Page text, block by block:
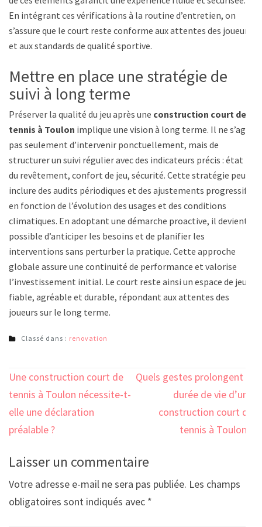
En intégrant ces vérifications à la routine d’entretien, on
s’assure que le court reste conforme aux attentes des joueurs
et aux standards de qualité sportive.
Mettre en place une stratégie de
suivi à long terme
Préserver la qualité du jeu après une construction court de
tennis à Toulon implique une vision à long terme. Il ne s’agit
pas seulement d’intervenir ponctuellement, mais de
structurer un suivi régulier avec des indicateurs précis : état
du revêtement, confort de jeu, sécurité. Cette stratégie peut
inclure des audits périodiques et des ajustements progressifs
en fonction de l’évolution des usages et des conditions
climatiques. En adoptant une démarche proactive, il devient
possible d’anticiper les besoins et de planifier les
interventions sans perturber la pratique. Cette approche
globale assure une continuité de performance et valorise
l’investissement initial. Le court reste ainsi un espace de jeu
fiable, agréable et durable, répondant aux attentes des
joueurs sur le long terme.
Classé dans : renovation
Navigation
de
l’article
Une construction court de
tennis à Toulon nécessite-t-
elle une déclaration
préalable ?
Quels gestes prolongent la
durée de vie d’une
construction court de
tennis à Toulon ?
Laisser un commentaire
Votre adresse e-mail ne sera pas publiée. Les champs
obligatoires sont indiqués avec *